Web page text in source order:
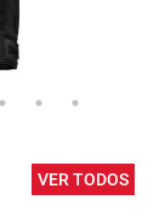
VER TODOS